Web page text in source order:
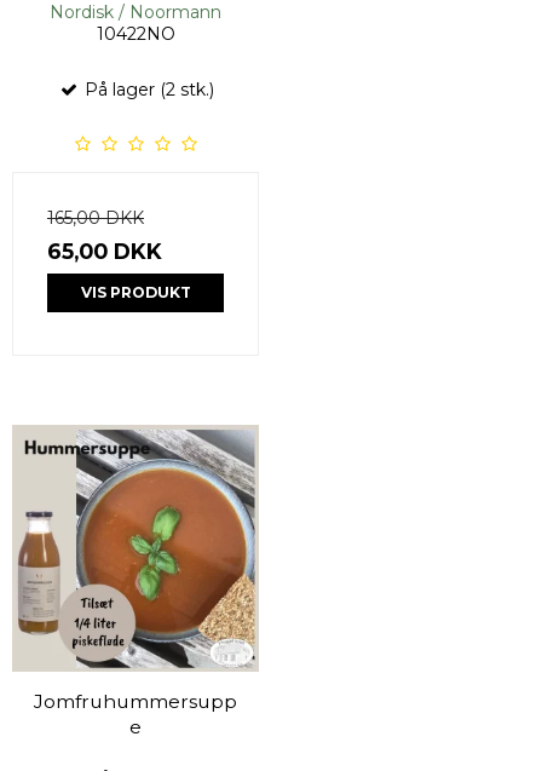
Nordisk / Noormann
10422NO
På lager (2 stk.)
165,00 DKK
65,00 DKK
VIS PRODUKT
Jomfruhummersupp
e